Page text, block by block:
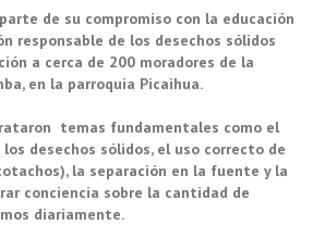
parte de su compromiso con la educación
responsable de los desechos sólidos
a cerca de 200 moradores de la
en la parroquia Picaihua.
temas fundamentales como el
desechos sólidos, el uso correcto de
la separación en la fuente y la
conciencia sobre la cantidad de
diariamente.